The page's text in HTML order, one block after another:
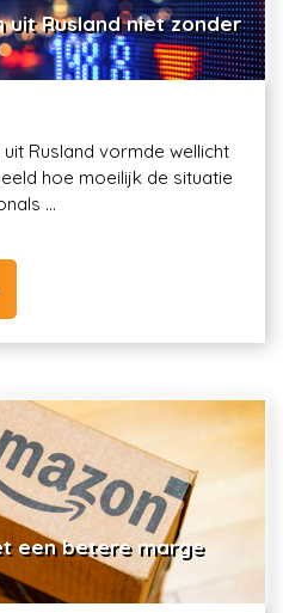
uit Rusland niet zonder
Rusland vormde wellicht
hoe moeilijk de situatie
...
een betere marge